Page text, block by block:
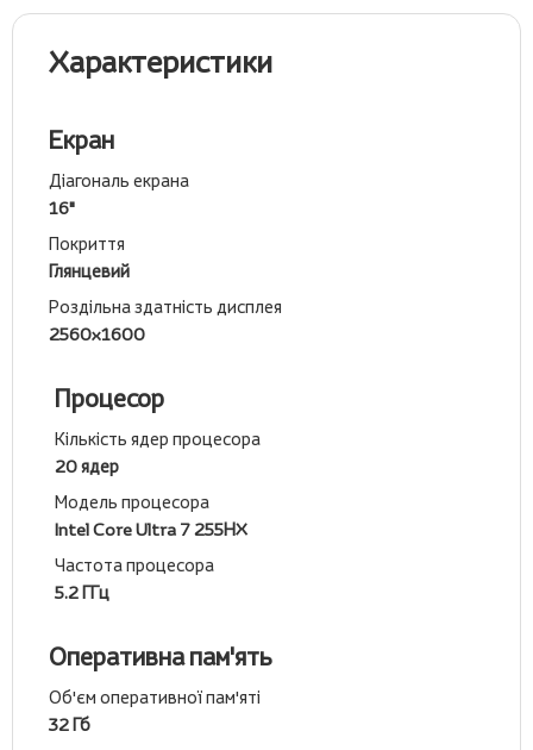
Характеристики
Екран
Діагональ екрана
16"
Покриття
Глянцевий
Роздільна здатність дисплея
2560x1600
Процесор
Кількість ядер процесора
20 ядер
Модель процесора
Intel Core Ultra 7 255НX
Частота процесора
5.2 ГГц
Оперативна пам'ять
Об'єм оперативної пам'яті
32 Гб